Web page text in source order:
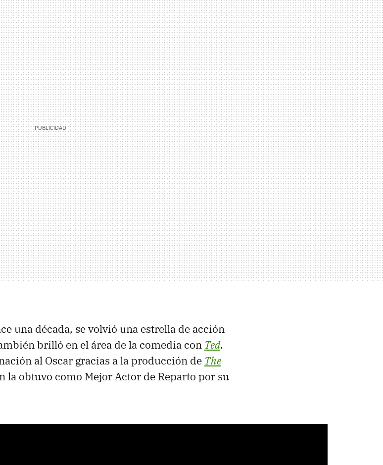
una década, se volvió una estrella de acción
brilló en el área de la comedia con Ted.
al Oscar gracias a la producción de The
la obtuvo como Mejor Actor de Reparto por su